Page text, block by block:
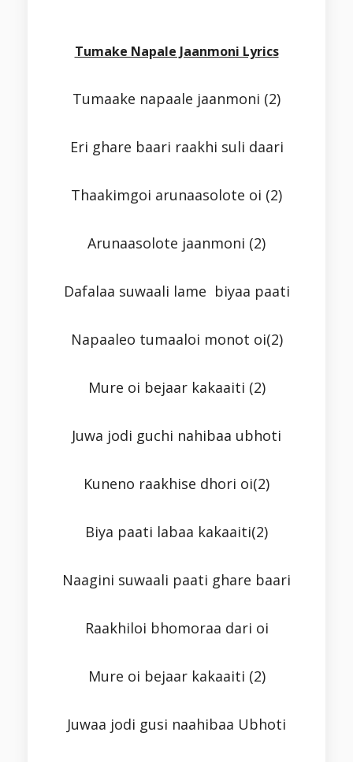
Tumake Napale Jaanmoni Lyrics
Tumaake napaale jaanmoni (2)
Eri ghare baari raakhi suli daari
Thaakimgoi arunaasolote oi (2)
Arunaasolote jaanmoni (2)
Dafalaa suwaali lame biyaa paati
Napaaleo tumaaloi monot oi(2)
Mure oi bejaar kakaaiti (2)
Juwa jodi guchi nahibaa ubhoti
Kuneno raakhise dhori oi(2)
Biya paati labaa kakaaiti(2)
Naagini suwaali paati ghare baari
Raakhiloi bhomoraa dari oi
Mure oi bejaar kakaaiti (2)
Juwaa jodi gusi naahibaa Ubhoti